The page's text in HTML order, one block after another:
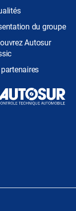
du groupe
Autosur